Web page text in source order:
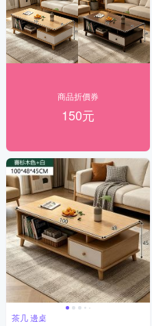
商品折價券
150元
茶几 邊桌